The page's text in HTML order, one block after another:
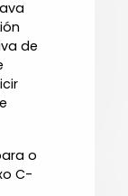
de
o
C-